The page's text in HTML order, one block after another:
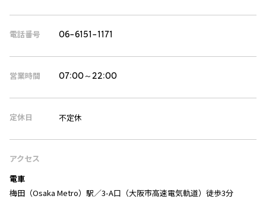
電話番号 06-6151-1171
営業時間 07:00～22:00
定休日 不定休
アクセス
電車
梅田（Osaka Metro）駅／3-A口（大阪市高速電気軌道）徒歩3分